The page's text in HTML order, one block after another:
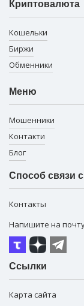
Криптовалюта
Кошельки
Биржи
Обменники
Меню
Мошенники
Контакти
Блог
Способ связи
Контакты
Напишите на
Ссылки
Карта сайта